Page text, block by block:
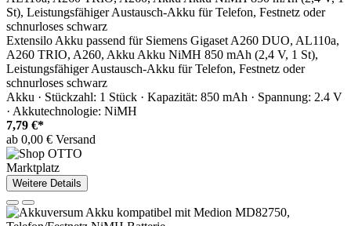
Extensilo Akku passend für Siemens Gigaset A260 DUO, AL110a,
A260 TRIO, A260, Akku Akku NiMH 850 mAh (2,4 V, 1 St),
Leistungsfähiger Austausch-Akku für Telefon, Festnetz oder
schnurloses schwarz
Akku · Stückzahl: 1 Stück · Kapazität: 850 mAh · Spannung: 2.4 V
· Akkutechnologie: NiMH
7,79 €*
ab 0,00 € Versand
Marktplatz
Weitere Details